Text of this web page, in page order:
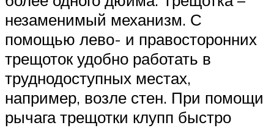
незаменимый механизм. С
помощью лево- и правосторонних
трещоток удобно работать в
труднодоступных местах,
например, возле стен. При помощи
рычага трещотки клупп быстро